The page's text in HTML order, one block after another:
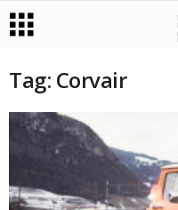
Tag: Corvair